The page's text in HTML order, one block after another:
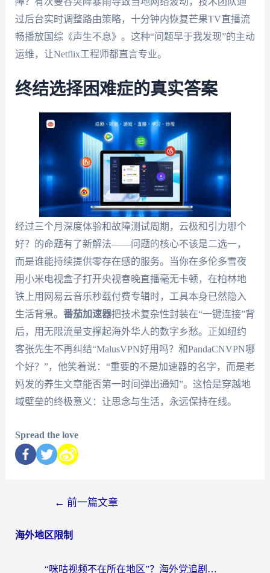
过后台实时调整路由策略，十分钟内恢复芒果TV直播流
畅播放国综《声生不息》。这种“问题早于我发现”的主动
运维，让Netflix工程师都直言专业。
终结选择困难症的真实答案
经过三个月深度体验和故障测试周期，云极和引力哪个
好？的命题有了新解法——问题的核心不该是二选一，
而是谁能持续提供零存在感的服务。当你在多伦多雪夜
用小米电视盒子打开央视春晚直播毫无卡顿，在柏林地
铁上用网易云音乐秒载付费专辑时，工具本身已然隐入
生活背景。 番茄加速器把技术复杂性封装在“一键连接”背
后，用无限流量支撑起海外华人的数字乡愁。正如纽约
客张先生不再纠结“MalusVPN好用吗？和PandaCNVPN哪
个好？”，他笑着说：“重要的不是加速器的名字，而是老
妈发的养生文章能否第一时间弹出通知”。这恰是穿越地
域壁垒的终极意义：让思念与生活，永远保持在线。
Spread the love
← 前一篇文章
海外地区限制
“咪咕视频不在所在地区”？海外党追剧看片、炒股的救星来了！